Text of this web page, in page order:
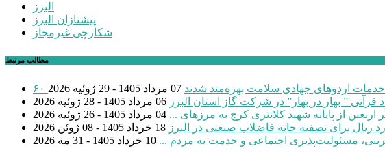
البرز
پیشتازان البرز
شکارچی غیرمجاز
مطالب مرتبط
از خدمات اردوهای جهادی سلامت بهره‌مند شدند 07 مرداد 1405 - 29 ژوئیه 2026
قرآنی ” بهار در بهار” در شرکت گاز استان البرز 06 مرداد 1405 - 28 ژوئیه 2026
04 مرداد 1405 - 26 ژوئیه 2026
18 خرداد 1405 - 08 ژوئن 2026
مسئولیت‌پذیری اجتماعی و خدمت به مردم ... 10 خرداد 1405 - 31 مه 2026